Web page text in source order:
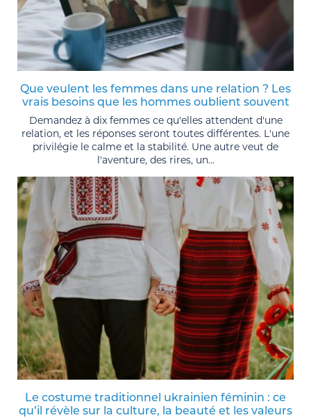
Que veulent les femmes dans une relation ? Les
vrais besoins que les hommes oublient souvent
Demandez à dix femmes ce qu'elles attendent d'une
relation, et les réponses seront toutes différentes. L'une
privilégie le calme et la stabilité. Une autre veut de
l'aventure, des rires, un...
Le costume traditionnel ukrainien féminin : ce
qu’il révèle sur la culture, la beauté et les valeurs